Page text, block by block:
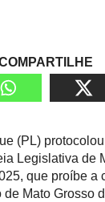
(PL)
Legislativa de
que proíbe a
Mato Grosso